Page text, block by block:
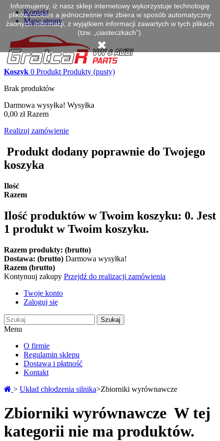
Informujemy, iż nasz sklep internetowy wykorzystuje technologię
plików cookies a jednocześnie nie zbiera w sposób automatyczny
żadnych informacji, z wyjątkiem informacji zawartych w tych plikach
(tzw. „ciasteczkach”).
Kontakt
Mapa strony
Koszyk 0 Produkt Produkty (pusty)
Brak produktów
Darmowa wysyłka! Wysyłka
0,00 zł Razem
Realizuj zamówienie
Produkt dodany poprawnie do Twojego
koszyka
Ilość
Razem
Ilość produktów w Twoim koszyku: 0. Jest
1 produkt w Twoim koszyku.
Razem produkty: (brutto)
Dostawa: (brutto) Darmowa wysyłka!
Razem (brutto)
Kontynuuj zakupy Przejdź do realizacji zamówienia
Twoje konto
Zaloguj się
Szukaj
Menu
O firmie
Regulamin sklepu
Dostawa i płatność
Kontakt
> Układ chłodzenia silnika>Zbiorniki wyrównawcze
Zbiorniki wyrównawcze W tej
kategorii nie ma produktów.